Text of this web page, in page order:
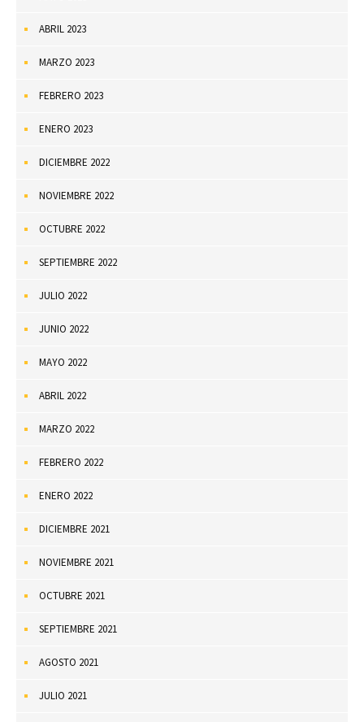
ABRIL 2023
MARZO 2023
FEBRERO 2023
ENERO 2023
DICIEMBRE 2022
NOVIEMBRE 2022
OCTUBRE 2022
SEPTIEMBRE 2022
JULIO 2022
JUNIO 2022
MAYO 2022
ABRIL 2022
MARZO 2022
FEBRERO 2022
ENERO 2022
DICIEMBRE 2021
NOVIEMBRE 2021
OCTUBRE 2021
SEPTIEMBRE 2021
AGOSTO 2021
JULIO 2021